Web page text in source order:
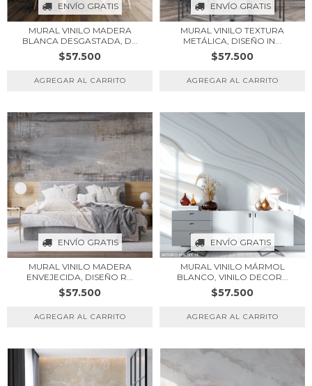
ENVÍO GRATIS
MURAL VINILO MADERA
BLANCA DESGASTADA, D...
$57.500
ENVÍO GRATIS
MURAL VINILO TEXTURA
METÁLICA, DISEÑO IN...
$57.500
ENVÍO GRATIS
MURAL VINILO MADERA
ENVEJECIDA, DISEÑO R...
$57.500
ENVÍO GRATIS
MURAL VINILO MÁRMOL
BLANCO, VINILO DECOR...
$57.500